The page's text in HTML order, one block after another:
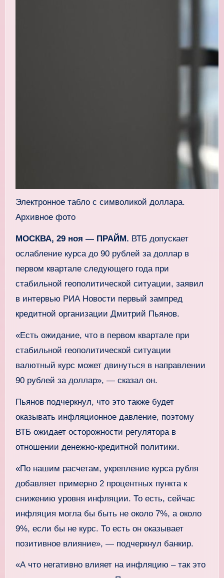
Электронное табло с символикой доллара.
Архивное фото
МОСКВА, 29 ноя — ПРАЙМ. ВТБ допускает
ослабление курса до 90 рублей за доллар в
первом квартале следующего года при
стабильной геополитической ситуации, заявил
в интервью РИА Новости первый зампред
кредитной организации Дмитрий Пьянов.
«Есть ожидание, что в первом квартале при
стабильной геополитической ситуации
валютный курс может двинуться в направлении
90 рублей за доллар», — сказал он.
Пьянов подчеркнул, что это также будет
оказывать инфляционное давление, поэтому
ВТБ ожидает осторожности регулятора в
отношении денежно-кредитной политики.
«По нашим расчетам, укрепление курса рубля
добавляет примерно 2 процентных пункта к
снижению уровня инфляции. То есть, сейчас
инфляция могла бы быть не около 7%, а около
9%, если бы не курс. То есть он оказывает
позитивное влияние», — подчеркнул банкир.
«А что негативно влияет на инфляцию – так это